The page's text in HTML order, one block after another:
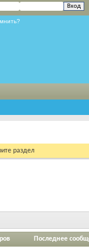
раздел
Последнее